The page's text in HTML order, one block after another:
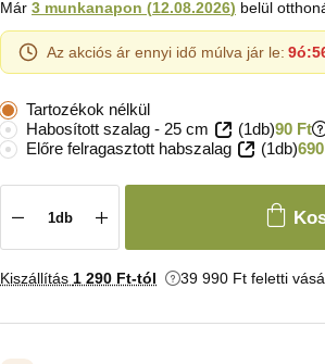
Már 3 munkanapon (12.08.2026) belül
Az akciós ár ennyi idő múlva jár le: 9ó:
Tartozékok nélkül
Habosított szalag - 25 cm
(1db)90 Ft
Előre felragasztott habszalag (1db)
Kiszállítás 1 290 Ft-tól 39 990 Ft feletti